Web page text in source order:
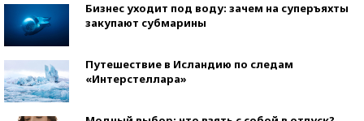
Бизнес уходит под воду: зачем на суперъяхты
закупают субмарины
Путешествие в Исландию по следам
«Интерстеллара»